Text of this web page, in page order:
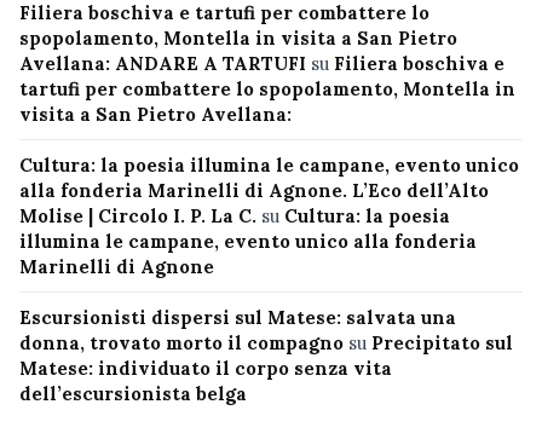
Filiera boschiva e tartufi per combattere lo
spopolamento, Montella in visita a San Pietro
Avellana: ANDARE A TARTUFI su Filiera boschiva e
tartufi per combattere lo spopolamento, Montella in
visita a San Pietro Avellana:
Cultura: la poesia illumina le campane, evento unico
alla fonderia Marinelli di Agnone. L’Eco dell’Alto
Molise | Circolo I. P. La C. su Cultura: la poesia
illumina le campane, evento unico alla fonderia
Marinelli di Agnone
Escursionisti dispersi sul Matese: salvata una
donna, trovato morto il compagno su Precipitato sul
Matese: individuato il corpo senza vita
dell’escursionista belga